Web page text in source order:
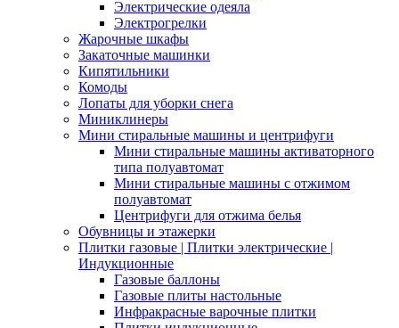
Электрические одеяла
Электрогрелки
Жарочные шкафы
Закаточные машинки
Кипятильники
Комоды
Лопаты для уборки снега
Миниклинеры
Мини стиральные машины и центрифуги
Мини стиральные машины активаторного
типа полуавтомат
Мини стиральные машины с отжимом
полуавтомат
Центрифуги для отжима белья
Обувницы и этажерки
Плитки газовые | Плитки электрические |
Индукционные
Газовые баллоны
Газовые плиты настольные
Инфракрасные варочные плитки